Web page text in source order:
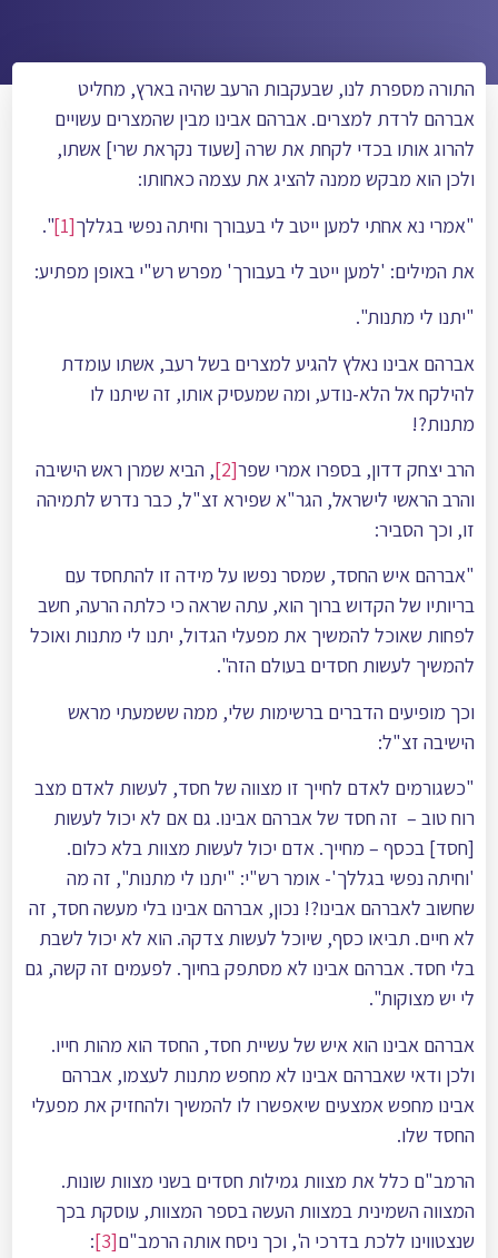
התורה מספרת לנו, שבעקבות הרעב שהיה בארץ, מחליט
אברהם לרדת למצרים. אברהם אבינו מבין שהמצרים עשויים
להרוג אותו בכדי לקחת את שרה [שעוד נקראת שרי] אשתו,
ולכן הוא מבקש ממנה להציג את עצמה כאחותו:
"אמרי נא אחֺתי למען ייטב לי בעבורך וחיתה נפשי בגללך[1]
".
את המילים: 'למען ייטב לי בעבורך' מפרש רש"י באופן מפתיע:
"יתנו לי מתנות".
אברהם אבינו נאלץ להגיע למצרים בשל רעב, אשתו עומדת
להילקח אל הלא-נודע, ומה שמעסיק אותו, זה שיתנו לו
מתנות?!
הרב יצחק דדון, בספרו אמרי שפר[2]
, הביא שמרן ראש הישיבה
והרב הראשי לישראל, הגר"א שפירא זצ"ל, כבר נדרש לתמיהה
זו, וכך הסביר:
"אברהם איש החסד, שמסר נפשו על מידה זו להתחסד עם
בריותיו של הקדוש ברוך הוא, עתה שראה כי כלתה הרעה, חשב
לפחות שאוכל להמשיך את מפעלי הגדול, יתנו לי מתנות ואוכל
להמשיך לעשות חסדים בעולם הזה".
וכך מופיעים הדברים ברשימות שלי, ממה ששמעתי מראש
הישיבה זצ"ל:
"כשגורמים לאדם לחייך זו מצווה של חסד, לעשות לאדם מצב
רוח טוב – זה חסד של אברהם אבינו. גם אם לא יכול לעשות
[חסד] בכסף – מחייך. אדם יכול לעשות מצוות בלא כלום.
'וחיתה נפשי בגללך'- אומר רש"י: "יתנו לי מתנות", זה מה
שחשוב לאברהם אבינו?! נכון, אברהם אבינו בלי מעשה חסד, זה
לא חיים. תביאו כסף, שיוכל לעשות צדקה. הוא לא יכול לשבת
בלי חסד. אברהם אבינו לא מסתפק בחיוך. לפעמים זה קשה, גם
לי יש מצוקות".
אברהם אבינו הוא איש של עשיית חסד, החסד הוא מהות חייו.
ולכן ודאי שאברהם אבינו לא מחפש מתנות לעצמו, אברהם
אבינו מחפש אמצעים שיאפשרו לו להמשיך ולהחזיק את מפעלי
החסד שלו.
הרמב"ם כלל את מצוות גמילות חסדים בשני מצוות שונות.
המצווה השמינית במצוות העשה בספר המצוות, עוסקת בכך
שנצטווינו ללכת בדרכי ה', וכך ניסח אותה הרמב"ם[3]
: